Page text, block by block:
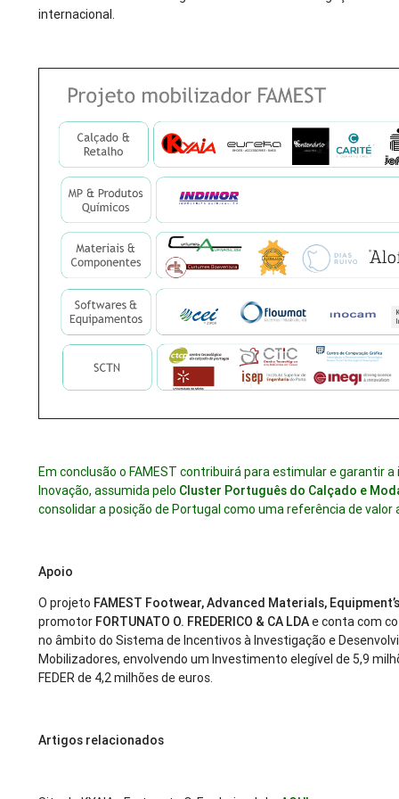
internacional.
Em conclusão o FAMEST contribuirá para estimular e garantir
Inovação, assumida pelo Cluster Português do Calçado e
consolidar a posição de Portugal como uma referência de valor
Apoio
O projeto FAMEST Footwear, Advanced Materials,
promotor FORTUNATO O. FREDERICO & CA LDAe conta com
no âmbito do Sistema de Incentivos à Investigação e
Mobilizadores, envolvendo um Investimento elegível de 5,9
FEDER de 4,2 milhões de euros.
Artigos relacionados